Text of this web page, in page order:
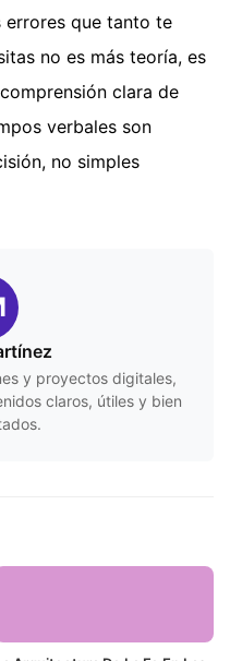
errores que tanto te
no es más teoría, es
clara de
verbales son
no simples
y proyectos digitales,
claros, útiles y bien